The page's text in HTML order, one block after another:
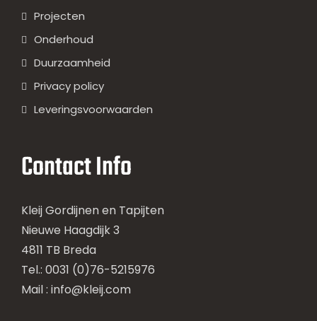
Projecten
Onderhoud
Duurzaamheid
Privacy policy
Leveringsvoorwaarden
Contact Info
Kleij Gordijnen en Tapijten
Nieuwe Haagdijk 3
4811 TB Breda
Tel.: 0031 (0)76-5215976
Mail : info@kleij.com